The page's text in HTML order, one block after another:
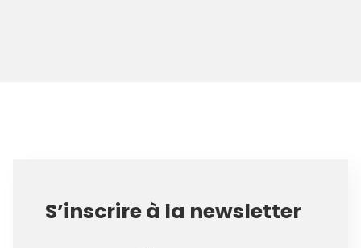
S’inscrire à la newsletter